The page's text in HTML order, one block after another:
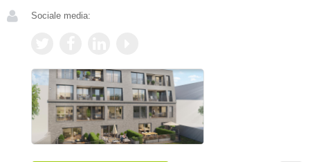
Sociale media: